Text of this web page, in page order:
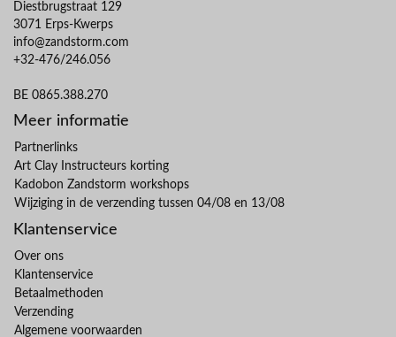
Diestbrugstraat 129
3071 Erps-Kwerps
info@zandstorm.com
+32-476/246.056
BE 0865.388.270
Meer informatie
Partnerlinks
Art Clay Instructeurs korting
Kadobon Zandstorm workshops
Wijziging in de verzending tussen 04/08 en 13/08
Klantenservice
Over ons
Klantenservice
Betaalmethoden
Verzending
Algemene voorwaarden